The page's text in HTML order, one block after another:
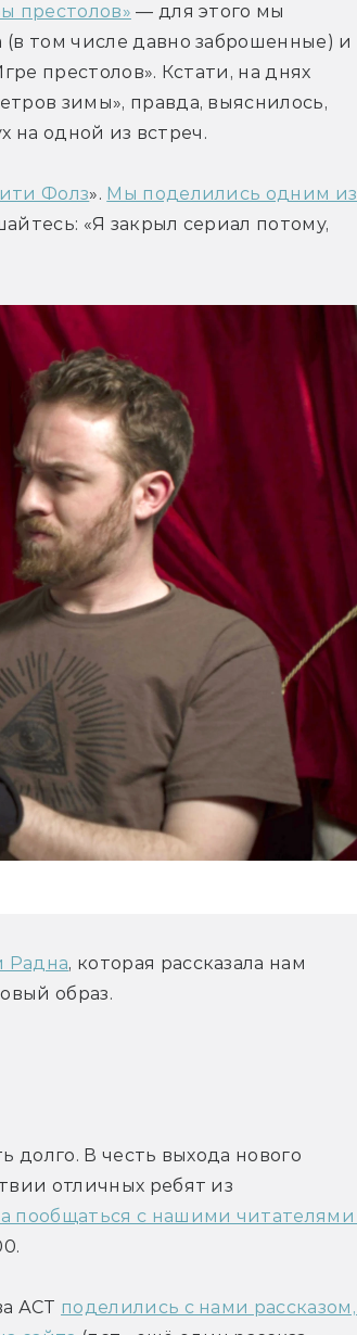
престолов» — для этого мы
том числе давно заброшенные) и
престолов». Кстати, на днях
зимы», правда, выяснилось,
на одной из встреч.
Фолз». Мы поделились одним из
«Я закрыл сериал потому,
Радна, которая рассказала нам
образ.
долго. В честь выхода нового
отличных ребят из
пообщаться с нашими читателями
АСТ поделились с нами рассказом,